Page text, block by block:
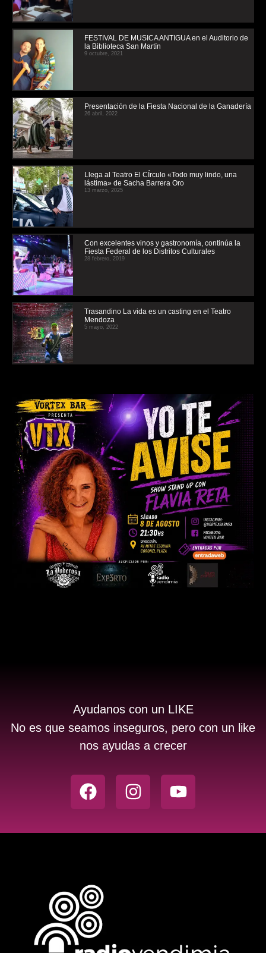
FESTIVAL DE MUSICA ANTIGUA en el Auditorio de
la Biblioteca San Martín
9 octubre, 2021
Presentación de la Fiesta Nacional de la Ganadería
26 abril, 2022
Llega al Teatro El CÍrculo «Todo muy lindo, una
lástima» de Sacha Barrera Oro
13 marzo, 2025
Con excelentes vinos y gastronomía, continúa la
Fiesta Federal de los Distritos Culturales
28 febrero, 2019
Trasandino La vida es un casting en el Teatro
Mendoza
5 mayo, 2022
Ayudanos con un LIKE
No es que seamos inseguros, pero con un like
nos ayudas a crecer